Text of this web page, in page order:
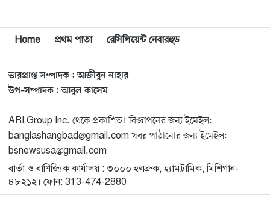
মিশিগানে ডেমোক্র্যাটদের প্রাইমারিতে আল-সাইয়েদকে হারাতে
কেন এত মরিয়া ইসারায়েলি লবি এআইপ্যাক
১২
মুনা দাওয়াহ কনফারেন্স ২০২৬ সম্পর্কে প্রেস ব্রিফিং
১৩
শেখ হাসিনার সঙ্গে সংবাদ সম্মেলনে থাকছেন সাকিব আল
হাসান
১৪
যুক্তরাষ্ট্রকে ছাড়ে বাধ্য করতে কোন কৌশলে ওয়াশিংটনের ওপর
চাপ বাড়াচ্ছে ইরান
১৫
Home প্রথম পাতা রেসিলিয়েন্ট নেবারহুড
ভারপ্রাপ্ত সম্পাদক : আজীবুন নাহার
উপ-সম্পাদক : আবুল কাসেম
ARI Group Inc. থেকে প্রকাশিত। বিজ্ঞাপনের জন্য ইমেইল:
banglashangbad@gmail.com খবর পাঠানোর জন্য ইমেইল:
bsnewsusa@gmail.com
বার্তা ও বাণিজ্যিক কার্যালয় : ৩০০০ হলব্রুক, হ্যামট্রামিক, মিশিগান-
৪৮২১২। ফোন: 313-474-2880